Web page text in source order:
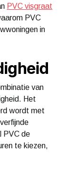
PVC visgraat
PVC
in
van
Het
wordt met
PVC de
te kiezen,